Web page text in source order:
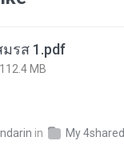
รส 1.pdf
112.4 MB
in My 4shared